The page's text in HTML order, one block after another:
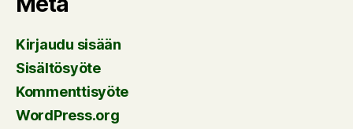
Kirjaudu sisään
Sisältösyöte
Kommenttisyöte
WordPress.org